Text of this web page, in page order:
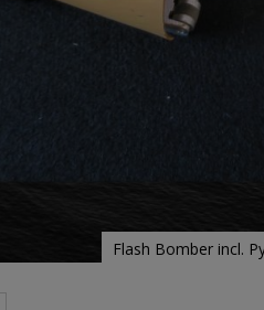
Flash Bomber incl.